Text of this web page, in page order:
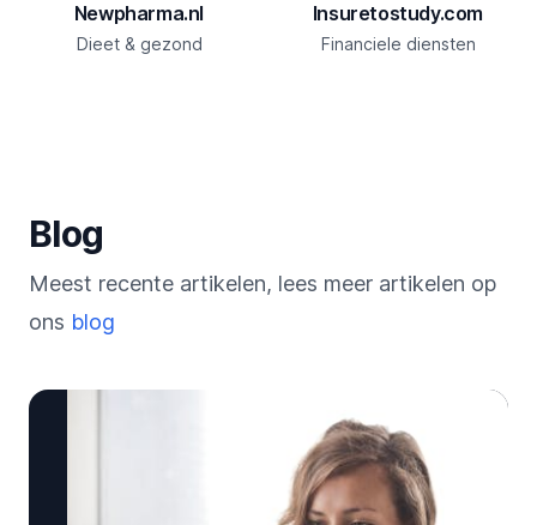
Newpharma.nl
Dieet & gezond
Insuretostudy.com
Financiele diensten
Blog
Meest recente artikelen, lees meer artikelen op
ons blog